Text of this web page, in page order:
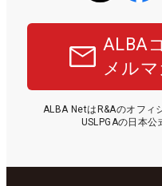
ALBA
メル
ALBA NetはR&Aのオフィ
USLPGAの日本公